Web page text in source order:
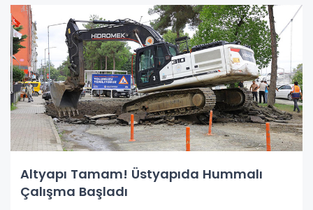
Altyapı Tamam! Üstyapıda Hummalı
Çalışma Başladı